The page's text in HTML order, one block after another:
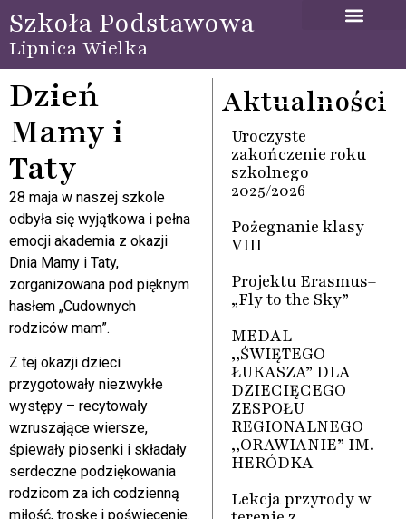
Szkoła Podstawowa
Lipnica Wielka
Dzień
Mamy i
Taty
28 maja w naszej szkole
odbyła się wyjątkowa i pełna
emocji akademia z okazji
Dnia Mamy i Taty,
zorganizowana pod pięknym
hasłem „Cudownych
rodziców mam”.
Z tej okazji dzieci
przygotowały niezwykłe
występy – recytowały
wzruszające wiersze,
śpiewały piosenki i składały
serdeczne podziękowania
rodzicom za ich codzienną
miłość, troskę i poświęcenie.
Aktualności
Uroczyste
zakończenie roku
szkolnego
2025/2026
Pożegnanie klasy
VIII
Projektu Erasmus+
„Fly to the Sky”
MEDAL
,,ŚWIĘTEGO
ŁUKASZA” DLA
DZIECIĘCEGO
ZESPOŁU
REGIONALNEGO
,,ORAWIANIE” IM.
HERÓDKA
Lekcja przyrody w